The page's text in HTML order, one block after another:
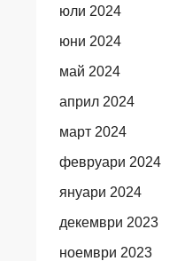
юли 2024
юни 2024
май 2024
април 2024
март 2024
февруари 2024
януари 2024
декември 2023
ноември 2023